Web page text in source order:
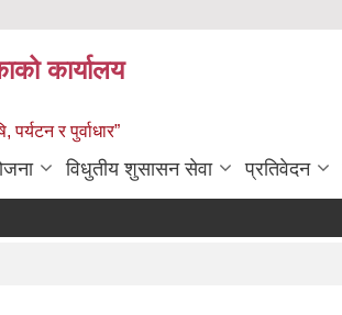
कार्यालय
र पुर्वाधार”
विधुतीय शुसासन सेवा प्रतिवेदन